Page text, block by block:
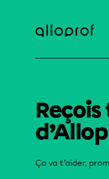
Ça va t’aider,